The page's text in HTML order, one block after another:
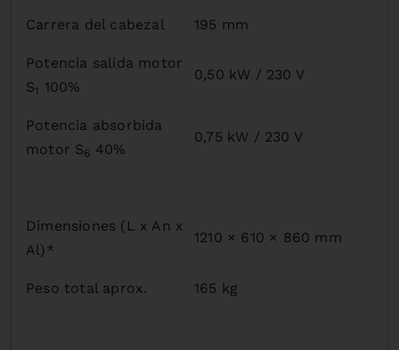
Carrera del cabezal 195 mm
Potencia salida motor
S1 100%
0,50 kW / 230 V
Potencia absorbida
motor S6 40%
0,75 kW / 230 V
Dimensiones (L x An x
Al)*
1210 × 610 × 860 mm
Peso total aprox. 165 kg